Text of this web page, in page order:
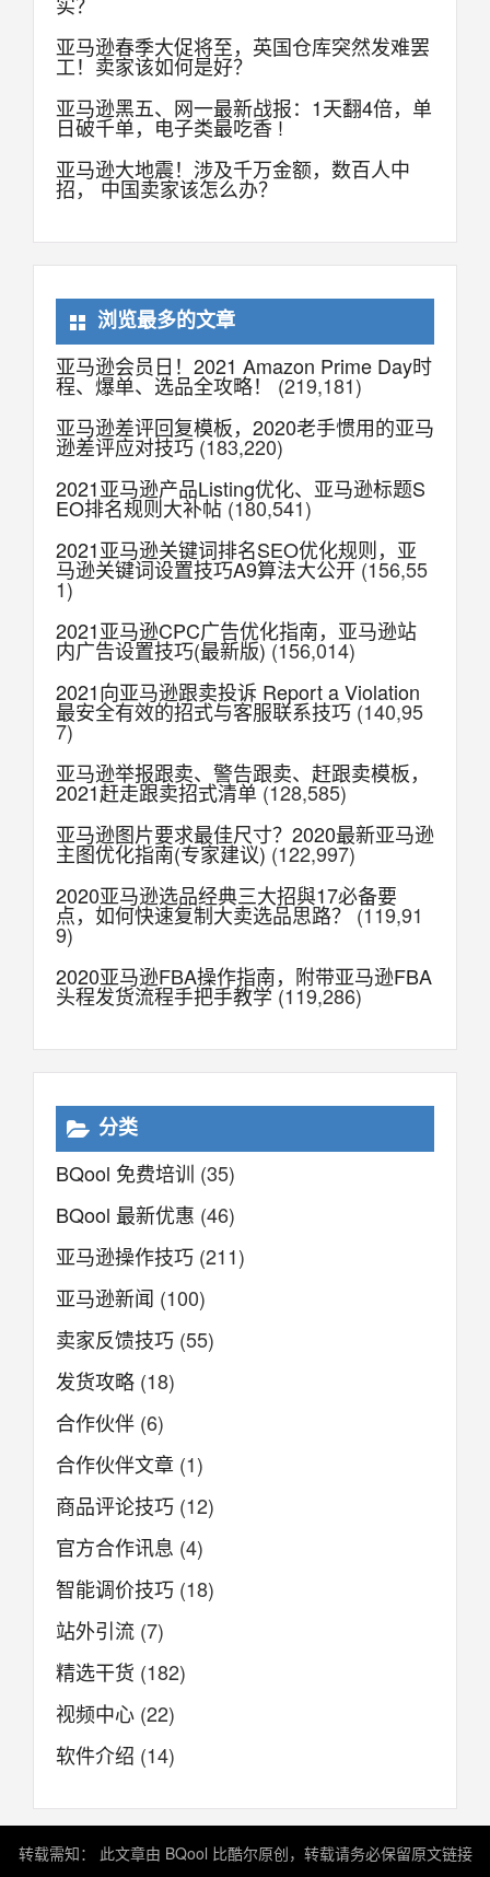
亚马逊春季大促将至，英国仓库突然发难罢
工！卖家该如何是好？
亚马逊黑五、网一最新战报：1天翻4倍，单
日破千单，电子类最吃香 !
亚马逊大地震！涉及千万金额，数百人中
招， 中国卖家该怎么办？
浏览最多的文章
亚马逊会员日！2021 Amazon Prime Day时
程、爆单、选品全攻略！
(219,181)
亚马逊差评回复模板，2020老手惯用的亚马
逊差评应对技巧 (183,220)
2021亚马逊产品Listing优化、亚马逊标题S
EO排名规则大补帖 (180,541)
2021亚马逊关键词排名SEO优化规则，亚
马逊关键词设置技巧A9算法大公开 (156,55
1)
2021亚马逊CPC广告优化指南，亚马逊站
内广告设置技巧(最新版) (156,014)
2021向亚马逊跟卖投诉 Report a Violation
最安全有效的招式与客服联系技巧 (140,95
7)
亚马逊举报跟卖、警告跟卖、赶跟卖模板，
2021赶走跟卖招式清单 (128,585)
亚马逊图片要求最佳尺寸？2020最新亚马逊
主图优化指南(专家建议) (122,997)
2020亚马逊选品经典三大招與17必备要
点，如何快速复制大卖选品思路？ (119,91
9)
2020亚马逊FBA操作指南，附带亚马逊FBA
头程发货流程手把手教学(119,286)
分类
BQool 免费培训 (35)
BQool 最新优惠 (46)
亚马逊操作技巧 (211)
亚马逊新闻 (100)
卖家反馈技巧 (55)
发货攻略 (18)
合作伙伴 (6)
合作伙伴文章 (1)
商品评论技巧 (12)
官方合作讯息 (4)
智能调价技巧 (18)
站外引流 (7)
精选干货 (182)
视频中心 (22)
软件介绍 (14)
转载需知： 此文章由 BQool 比酷尔原创，转载请务必保留原文链接